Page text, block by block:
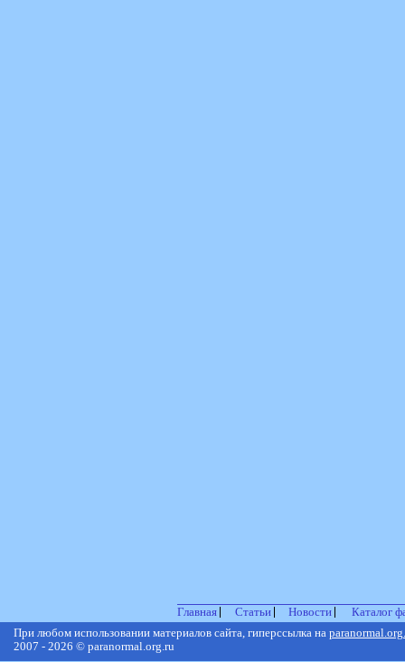
Главная Статьи Новости
Каталог
При любом использовании материалов сайта, гиперссылка на
2007 - 2026 © paranormal.org.ru